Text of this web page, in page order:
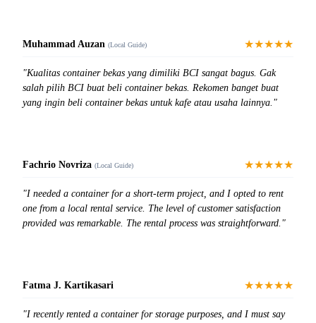
Muhammad Auzan (Local Guide) ★★★★★
"Kualitas container bekas yang dimiliki BCI sangat bagus. Gak
salah pilih BCI buat beli container bekas. Rekomen banget buat
yang ingin beli container bekas untuk kafe atau usaha lainnya."
Fachrio Novriza (Local Guide) ★★★★★
"I needed a container for a short-term project, and I opted to rent
one from a local rental service. The level of customer satisfaction
provided was remarkable. The rental process was straightforward."
Fatma J. Kartikasari ★★★★★
"I recently rented a container for storage purposes, and I must say